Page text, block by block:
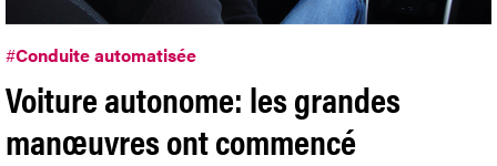
#Conduite automatisée
Voiture autonome: les grandes
manœuvres ont commencé